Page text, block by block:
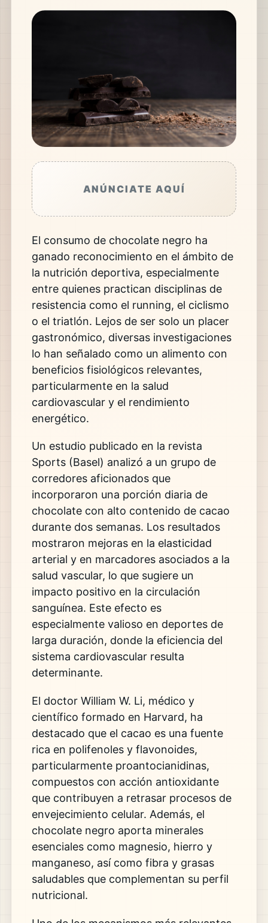
ANÚNCIATE AQUÍ
El consumo de chocolate negro ha
ganado reconocimiento en el ámbito de
la nutrición deportiva, especialmente
entre quienes practican disciplinas de
resistencia como el running, el ciclismo
o el triatlón. Lejos de ser solo un placer
gastronómico, diversas investigaciones
lo han señalado como un alimento con
beneficios fisiológicos relevantes,
particularmente en la salud
cardiovascular y el rendimiento
energético.
Un estudio publicado en la revista
Sports (Basel) analizó a un grupo de
corredores aficionados que
incorporaron una porción diaria de
chocolate con alto contenido de cacao
durante dos semanas. Los resultados
mostraron mejoras en la elasticidad
arterial y en marcadores asociados a la
salud vascular, lo que sugiere un
impacto positivo en la circulación
sanguínea. Este efecto es
especialmente valioso en deportes de
larga duración, donde la eficiencia del
sistema cardiovascular resulta
determinante.
El doctor William W. Li, médico y
científico formado en Harvard, ha
destacado que el cacao es una fuente
rica en polifenoles y flavonoides,
particularmente proantocianidinas,
compuestos con acción antioxidante
que contribuyen a retrasar procesos de
envejecimiento celular. Además, el
chocolate negro aporta minerales
esenciales como magnesio, hierro y
manganeso, así como fibra y grasas
saludables que complementan su perfil
nutricional.